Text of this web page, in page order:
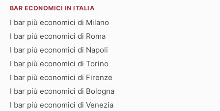
BAR ECONOMICI IN ITALIA
I bar più economici di Milano
I bar più economici di Roma
I bar più economici di Napoli
I bar più economici di Torino
I bar più economici di Firenze
I bar più economici di Bologna
I bar più economici di Venezia